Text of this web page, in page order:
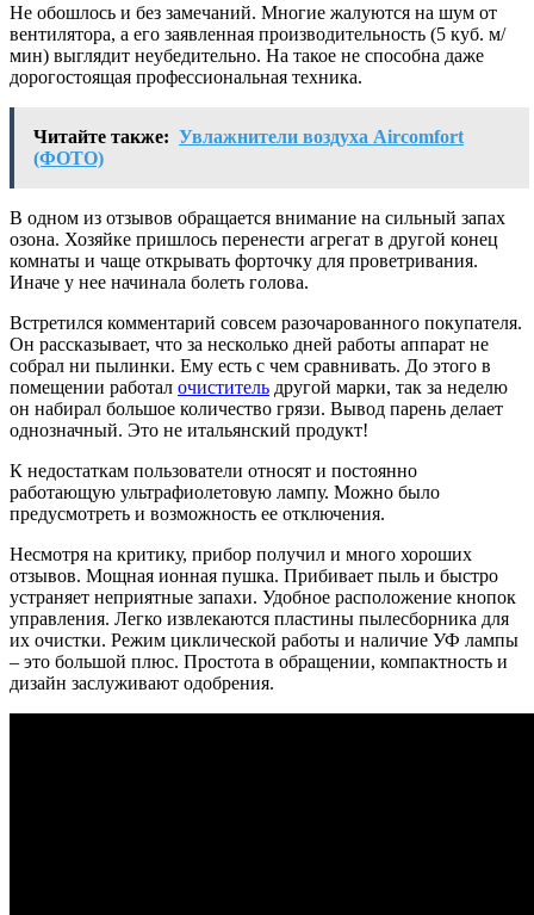
Не обошлось и без замечаний. Многие жалуются на шум от
вентилятора, а его заявленная производительность (5 куб. м/
мин) выглядит неубедительно. На такое не способна даже
дорогостоящая профессиональная техника.
Читайте также: Увлажнители воздуха Aircomfort
(ФОТО)
В одном из отзывов обращается внимание на сильный запах
озона. Хозяйке пришлось перенести агрегат в другой конец
комнаты и чаще открывать форточку для проветривания.
Иначе у нее начинала болеть голова.
Встретился комментарий совсем разочарованного покупателя.
Он рассказывает, что за несколько дней работы аппарат не
собрал ни пылинки. Ему есть с чем сравнивать. До этого в
помещении работал очиститель другой марки, так за неделю
он набирал большое количество грязи. Вывод парень делает
однозначный. Это не итальянский продукт!
К недостаткам пользователи относят и постоянно
работающую ультрафиолетовую лампу. Можно было
предусмотреть и возможность ее отключения.
Несмотря на критику, прибор получил и много хороших
отзывов. Мощная ионная пушка. Прибивает пыль и быстро
устраняет неприятные запахи. Удобное расположение кнопок
управления. Легко извлекаются пластины пылесборника для
их очистки. Режим циклической работы и наличие УФ лампы
– это большой плюс. Простота в обращении, компактность и
дизайн заслуживают одобрения.